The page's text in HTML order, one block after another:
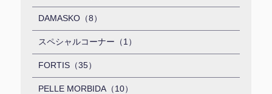
DAMASKO（8）
スペシャルコーナー（1）
FORTIS（35）
PELLE MORBIDA（10）